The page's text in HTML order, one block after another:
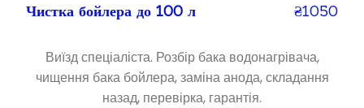
Чистка бойлера до 100 л ₴1050
Виїзд спеціаліста. Розбір бака водонагрівача,
чищення бака бойлера, заміна анода, складання
назад, перевірка, гарантія.